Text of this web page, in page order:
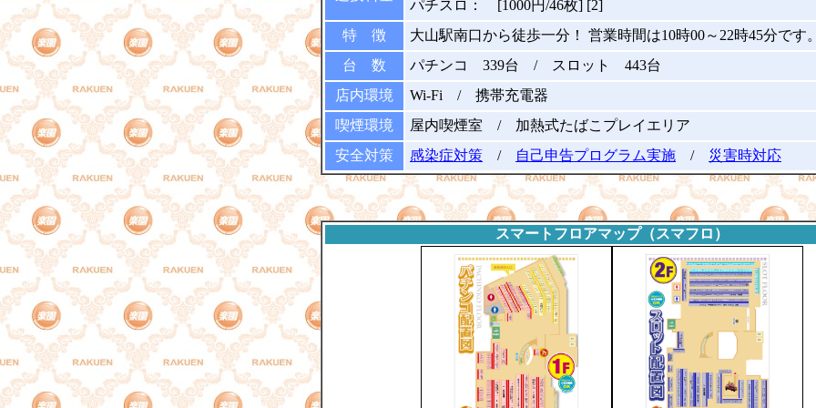
パチスロ： [1000円/46枚] [2]
特 徴
大山駅南口から徒歩一分！ 営業時間は10時00～22時45分です
台 数
パチンコ 339台 / スロット 443台
店内環境
Wi-Fi / 携帯充電器
喫煙環境
屋内喫煙室 / 加熱式たばこプレイエリア
安全対策
感染症対策 / 自己申告プログラム実施 / 災害時対応
スマートフロアマップ（スマフロ）